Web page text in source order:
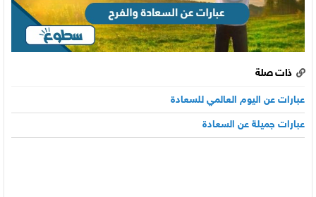
ذات صلة
عبارات عن اليوم العالمي للسعادة
عبارات جميلة عن السعادة